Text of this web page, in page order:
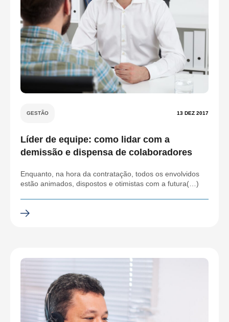
GESTÃO 13 DEZ 2017
Líder de equipe: como lidar com a
demissão e dispensa de colaboradores
Enquanto, na hora da contratação, todos os envolvidos
estão animados, dispostos e otimistas com a futura(…)